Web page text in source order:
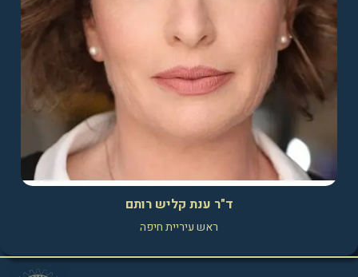
ד"ר ענת קליש רותם
ראש עיריית חיפה